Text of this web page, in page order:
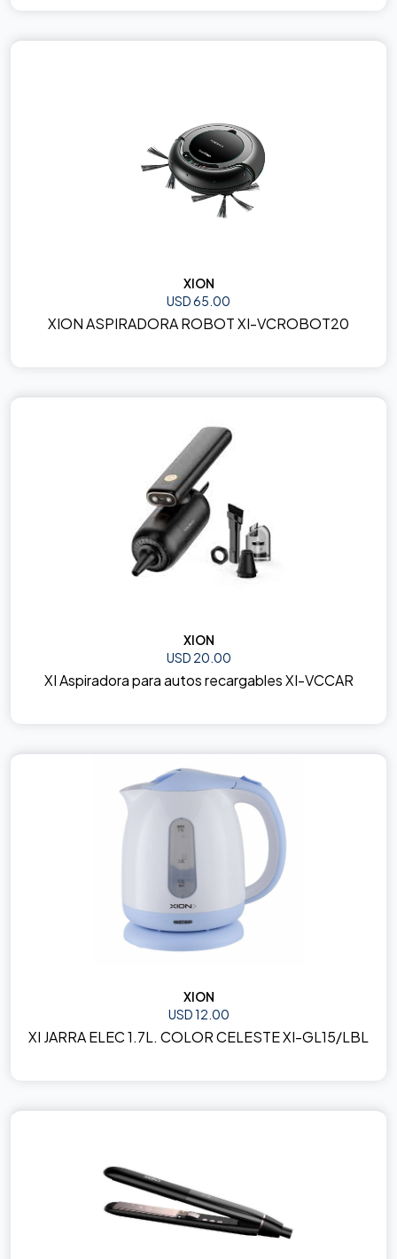
XION
USD 65.00
XION ASPIRADORA ROBOT XI-VCROBOT20
XION
USD 20.00
XI Aspiradora para autos recargables XI-VCCAR
XION
USD 12.00
XI JARRA ELEC 1.7L. COLOR CELESTE XI-GL15/LBL